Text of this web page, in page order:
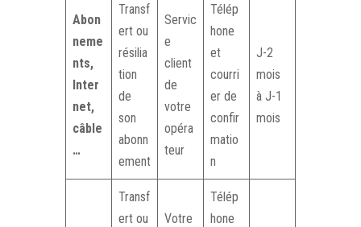
Abon
neme
nts,
Inter
net,
câble
…
Transf
ert ou
résilia
tion
de
son
abonn
ement
Servic
e
client
de
votre
opéra
teur
Télép
hone
et
courri
er de
confir
matio
n
J-2
mois
à J-1
mois
Transf
ert ou
Votre
Télép
hone